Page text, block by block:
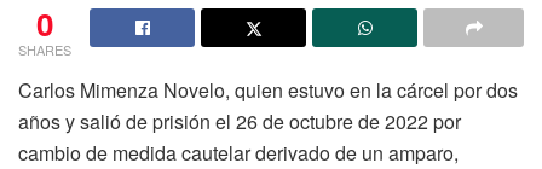
0
SHARES
Carlos Mimenza Novelo, quien estuvo en la cárcel por dos
años y salió de prisión el 26 de octubre de 2022 por
cambio de medida cautelar derivado de un amparo,